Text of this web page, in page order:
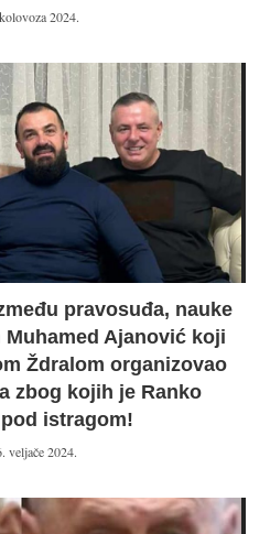
2024.
pravosuđa, nauke
Ajanović koji
Ždralom organizovao
zbog kojih je Ranko
istragom!
veljače 2024.